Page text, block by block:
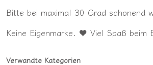
Bitte bei maximal 30 Grad schonend
Keine Eigenmarke. ♥ Viel Spaß beim
Verwandte Kategorien